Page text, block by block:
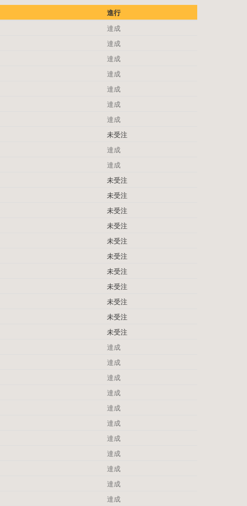
進行
達成
達成
達成
達成
達成
達成
達成
未受注
達成
達成
未受注
未受注
未受注
未受注
未受注
未受注
未受注
未受注
未受注
未受注
未受注
達成
達成
達成
達成
達成
達成
達成
達成
達成
達成
達成